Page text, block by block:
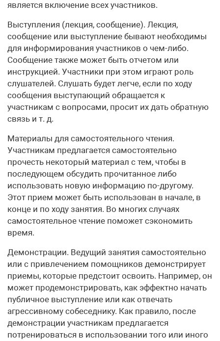
является включение всех участников.
Выступления (лекция, сообщение). Лекция,
сообщение или выступление бывают необходимы
для информирования участников о чем-либо.
Сообщение также может быть отчетом или
инструкцией. Участники при этом играют роль
слушателей. Слушать будет легче, если по ходу
сообщения выступающий обращается к
участникам с вопросами, просит их дать обратную
связь и т. д.
Материалы для самостоятельного чтения.
Участникам предлагается самостоятельно
прочесть некоторый материал с тем, чтобы в
последующем обсудить прочитанное либо
использовать новую информацию по-другому.
Этот прием может быть использован в начале, в
конце и по ходу занятия. Во многих случаях
самостоятельное чтение поможет сэкономить
время.
Демонстрации. Ведущий занятия самостоятельно
или с привлечением помощников демонстрирует
приемы, которые предстоит освоить. Например, он
может продемонстрировать, как эффектно начать
публичное выступление или как отвечать
агрессивному собеседнику. Как правило, после
демонстрации участникам предлагается
потренироваться в использовании того или иного